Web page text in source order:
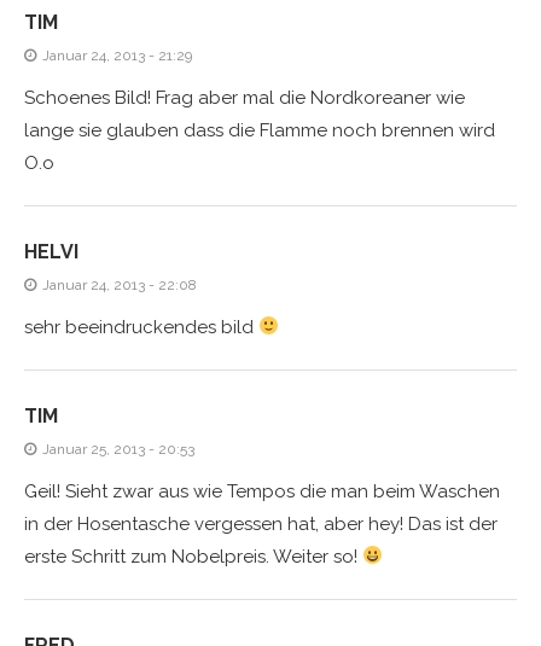
TIM
Januar 24, 2013 - 21:29
Schoenes Bild! Frag aber mal die Nordkoreaner wie
lange sie glauben dass die Flamme noch brennen wird
O.o
HELVI
Januar 24, 2013 - 22:08
sehr beeindruckendes bild
TIM
Januar 25, 2013 - 20:53
Geil! Sieht zwar aus wie Tempos die man beim Waschen
in der Hosentasche vergessen hat, aber hey! Das ist der
erste Schritt zum Nobelpreis. Weiter so!